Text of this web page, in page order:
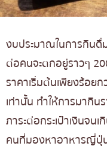
งบประมาณในการกินดื่
ต่อคนจะตกอยู่ราวๆ
ราคาเริ่มต้นเพียงร้อย
เท่านั้น ทำให้การมากิน
ภาระต่อกระเป๋าเงินจน
คนที่มองหาอาหารญี่ปุ่